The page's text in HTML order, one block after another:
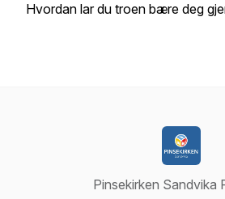
Hvordan lar du troen bære deg
Pinsekirken Sandvika